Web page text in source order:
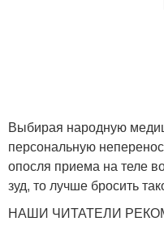
Выбирая народную
персональную
опосля приема на теле
зуд, то лучше бросить
НАШИ ЧИТАТЕЛИ